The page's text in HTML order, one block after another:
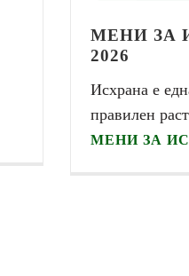
МЕНИ ЗА
2026
Исхрана е
правилен
МЕНИ ЗА